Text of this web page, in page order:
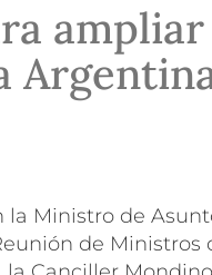
Ministro de
de Ministros